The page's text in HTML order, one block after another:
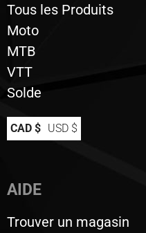
Tous les Produits
Moto
MTB
VTT
Solde
CAD $ USD $
AIDE
Trouver un magasin